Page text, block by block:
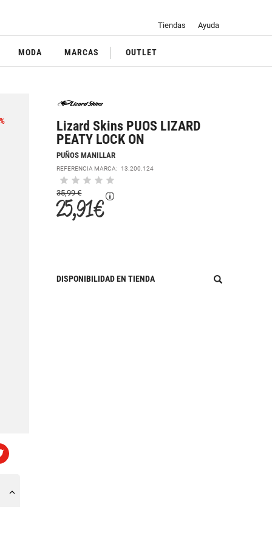
Tiendas Ayuda
MODA MARCAS OUTLET
Lizard Skins PUOS LIZARD
PEATY LOCK ON
PUÑOS MANILLAR
REFERENCIA MARCA: 13.200.124
35,99 €
25,91 €
DISPONIBILIDAD EN TIENDA
%